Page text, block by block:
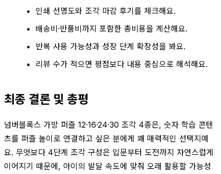
인쇄 선명도와 조각 마감 후기를 체크해요.
배송비·반품비까지 포함한 총비용을 계산해요.
반복 사용 가능성과 성장 단계 확장성을 봐요.
리뷰 수가 적으면 평점보다 내용 중심으로 해석해요.
최종 결론 및 총평
넘버블록스 가방 퍼즐 12·16·24·30 조각 4종은, 숫자 학습 콘텐
츠를 퍼즐 놀이로 연결하고 싶은 분에게 꽤 매력적인 선택지예
요. 무엇보다 4단계 조각 구성은 입문부터 도전까지 자연스럽게
이어지기 때문에, 아이의 발달 속도에 맞춰 오래 활용할 가능성